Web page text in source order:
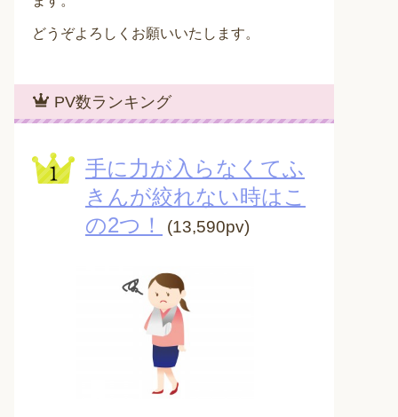
どうぞよろしくお願いいたします。
PV数ランキング
手に力が入らなくてふ
きんが絞れない時はこ
の2つ！
(13,590pv)